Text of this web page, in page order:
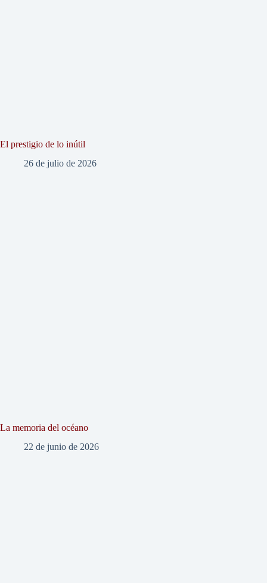
El prestigio de lo inútil
26 de julio de 2026
La memoria del océano
22 de junio de 2026